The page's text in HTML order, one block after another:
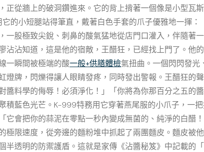
從牆上的破洞鑽進來。它的背上揹著一個像是小型瓦
的小短腿站得筆直，戴著白色手套的爪子優雅地一揮
一股極致尖銳、刺鼻的酸氣猛地從店門口灌入，伴隨著
沾知道，這是他的宿敵，王醋狂，已經找上門了。他
一瞬間被極端的酸一般+供膳體檢氣扭曲。一個閃閃發光
燈牌，閃爍得讓人眼睛發疼，同時發出警報。王醋狂的
醬料學的侮辱！必須淨化！」「你將為你那百分之五的
藍色光芒。K-999特務用它穿著燕尾服的小爪子，一
它會把你的蒜泥在零點一秒內變成無菌的、純淨的白醋
極限速度，從旁邊的麵粉堆中抓起了兩團麵皮。麵皮被
半透明的防禦護盾。這就是家傳《沾醬秘笈》中記載的